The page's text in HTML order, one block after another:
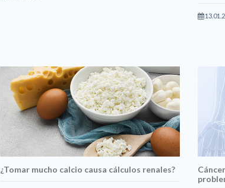
¿Tomar mucho calcio causa cálculos renales?